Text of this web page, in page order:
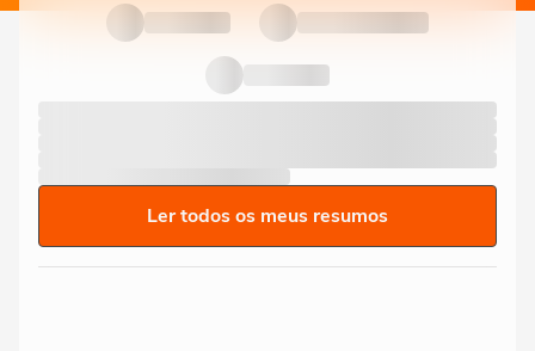
Ler todos os meus resumos